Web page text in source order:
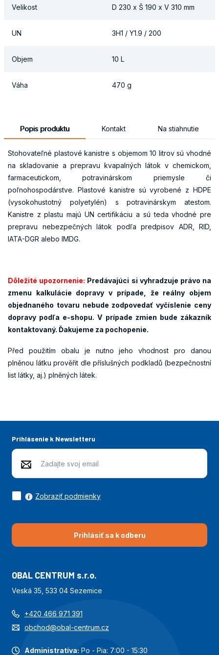
Velikost D 230 x Š 190 x V 310 mm
UN 3H1 / Y1.9 / 200
Objem 10 L
Váha 470 g
Popis produktu Kontakt Na stiahnutie
Stohovateľné plastové kanistre s objemom 10 litrov sú vhodné
na skladovanie a prepravu kvapalných látok v chemickom,
farmaceutickom, potravinárskom priemysle či
poľnohospodárstve. Plastové kanistre sú vyrobené z HDPE
(vysokohustotný polyetylén) s potravinárskym atestom.
Kanistre z plastu majú UN certifikáciu a sú teda vhodné pre
prepravu nebezpečných látok podľa predpisov ADR, RID,
IATA-DGR alebo IMDG.
Dôležité upozornenie: Predávajúci si vyhradzuje právo na
zmenu kalkulácie dopravy v prípade, že reálny objem
objednaného tovaru nebude zodpovedať vyčíslenie ceny
dopravy podľa e-shopu. V prípade zmien bude zákazník
kontaktovaný. Ďakujeme za pochopenie.
Před použitím obalu je nutno jeho vhodnost pro danou
plněnou látku prověřit dle příslušných podkladů (bezpečnostní
list látky, aj.) plněných látek.
Prihlásenie k Newsletteru
Prihlásiť sa k odberu
Zobraziť podmienky
OBAL CENTRUM s.r.o.
Veská 35, 533 04 Sezemice
+420 466 971 391
obchod@obal-centrum.cz
Administratíva: Po - Pia: 7:00 - 15:30